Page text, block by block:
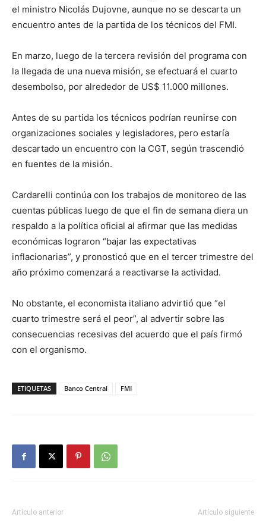
el ministro Nicolás Dujovne, aunque no se descarta un
encuentro antes de la partida de los técnicos del FMI.
En marzo, luego de la tercera revisión del programa con
la llegada de una nueva misión, se efectuará el cuarto
desembolso, por alrededor de US$ 11.000 millones.
Antes de su partida los técnicos podrían reunirse con
organizaciones sociales y legisladores, pero estaría
descartado un encuentro con la CGT, según trascendió
en fuentes de la misión.
Cardarelli continúa con los trabajos de monitoreo de las
cuentas públicas luego de que el fin de semana diera un
respaldo a la política oficial al afirmar que las medidas
económicas lograron “bajar las expectativas
inflacionarias”, y pronosticó que en el tercer trimestre del
año próximo comenzará a reactivarse la actividad.
No obstante, el economista italiano advirtió que “el
cuarto trimestre será el peor”, al advertir sobre las
consecuencias recesivas del acuerdo que el país firmó
con el organismo.
ETIQUETAS Banco Central FMI
Artículo anterior Artículo siguiente